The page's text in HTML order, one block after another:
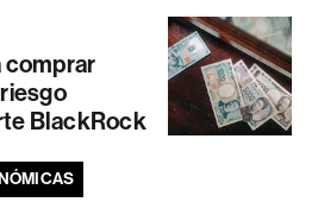
comprar
BlackRock